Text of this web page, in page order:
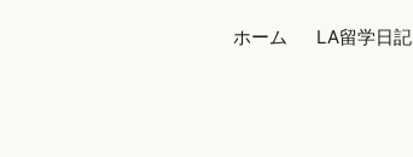
ホーム LA留学日記